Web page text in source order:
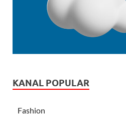
KANAL POPULAR
Fashion